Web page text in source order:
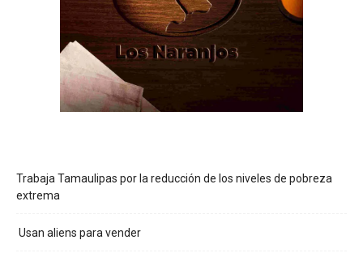
Trabaja Tamaulipas por la reducción de los niveles de pobreza
extrema
Usan aliens para vender